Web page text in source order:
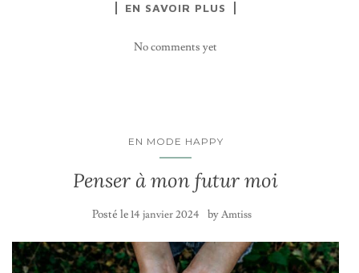
EN SAVOIR PLUS
No comments yet
EN MODE HAPPY
Penser à mon futur moi
Posté le14 janvier 2024 byAmtiss